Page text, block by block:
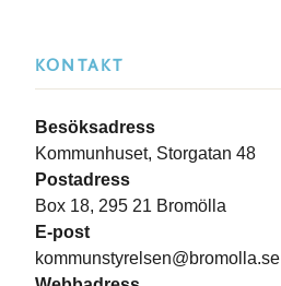
KONTAKT
Besöksadress
Kommunhuset, Storgatan 48
Postadress
Box 18, 295 21 Bromölla
E-post
kommunstyrelsen@bromolla.se